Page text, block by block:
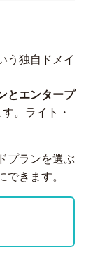
う独自ドメイ
とエンタープ
。ライト・
プランを選ぶ
できます。